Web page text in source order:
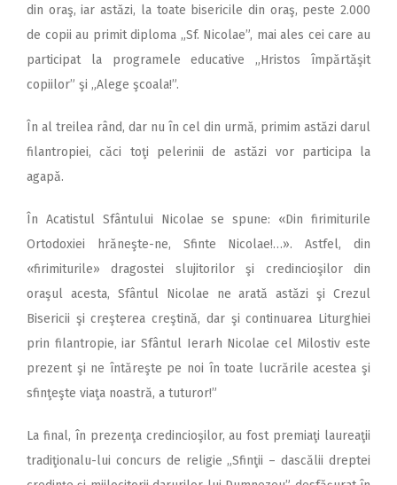
din oraş, iar astăzi, la toate bisericile din oraş, peste 2.000
de copii au primit diploma „Sf. Nicolae”, mai ales cei care au
participat la programele educative „Hristos împărtăşit
copiilor” şi „Alege şcoala!”.
În al treilea rând, dar nu în cel din urmă, primim astăzi darul
filantropiei, căci toţi pelerinii de astăzi vor participa la
agapă.
În Acatistul Sfântului Nicolae se spune: «Din firimiturile
Ortodoxiei hrăneşte-ne, Sfinte Nicolae!…». Astfel, din
«firimiturile» dragostei slujitorilor şi credincioşilor din
oraşul acesta, Sfântul Nicolae ne arată astăzi şi Crezul
Bisericii şi creşterea creştină, dar şi continuarea Liturghiei
prin filantropie, iar Sfântul Ierarh Nicolae cel Milostiv este
prezent şi ne întăreşte pe noi în toate lucrările acestea şi
sfinţeşte viaţa noastră, a tuturor!”
La final, în prezenţa credincioşilor, au fost premiaţi laureaţii
tradiţionalu-lui concurs de religie „Sfinţii – dascălii dreptei